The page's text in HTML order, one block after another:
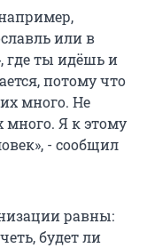
или в
где ты идёшь и
потому что
много. Не
много. Я к этому
- сообщил
равны:
будет ли